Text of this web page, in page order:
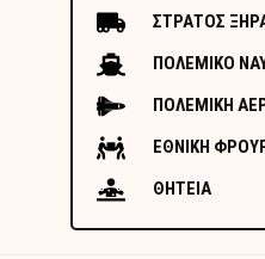
ΣΤΡΑΤΟΣ
ΠΟΛΕΜΙΚΟ
ΠΟΛΕΜΙΚΗ
ΕΘΝΙΚΗ
ΘΗΤΕΙΑ